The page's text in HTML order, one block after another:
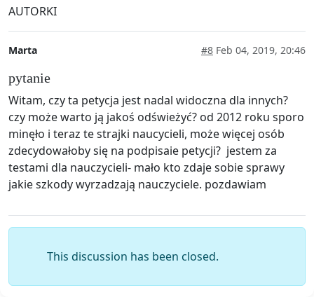
AUTORKI
Marta #8 Feb 04, 2019, 20:46
pytanie
Witam, czy ta petycja jest nadal widoczna dla innych?
czy może warto ją jakoś odświeżyć? od 2012 roku sporo
minęło i teraz te strajki naucycieli, może więcej osób
zdecydowałoby się na podpisaie petycji? jestem za
testami dla nauczycieli- mało kto zdaje sobie sprawy
jakie szkody wyrzadzają nauczyciele. pozdawiam
This discussion has been closed.